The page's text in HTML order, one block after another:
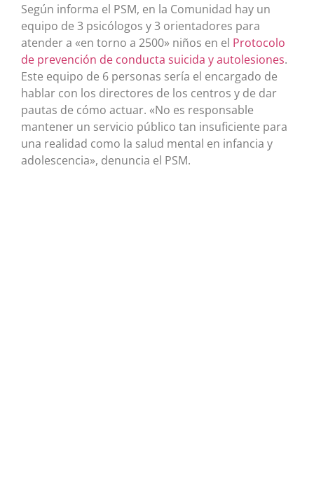
Según informa el PSM, en la Comunidad hay un
equipo de 3 psicólogos y 3 orientadores para
atender a «en torno a 2500» niños en el Protocolo
de prevención de conducta suicida y autolesiones.
Este equipo de 6 personas sería el encargado de
hablar con los directores de los centros y de dar
pautas de cómo actuar. «No es responsable
mantener un servicio público tan insuficiente para
una realidad como la salud mental en infancia y
adolescencia», denuncia el PSM.